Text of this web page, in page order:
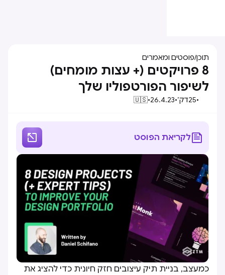
תוכן/פוסטים ומאמרים
8 פרויקטים (+ עצות מומחים)
לשיפור הפורטפוליו שלך
•
25דק׳•
26.4.23
•
🇺🇸
לקריאת הפוסט 
כמעצב, בניית תיק עיצובים חזק חיונית כדי להציג את